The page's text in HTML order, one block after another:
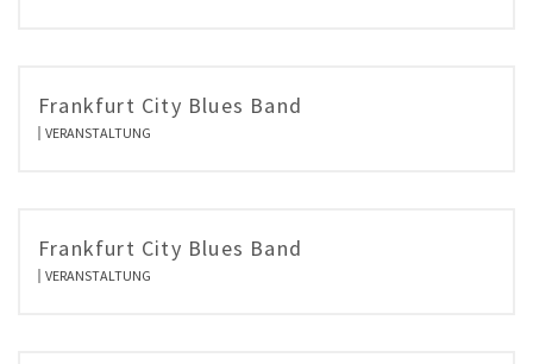
Frankfurt City Blues Band
VERANSTALTUNG
Frankfurt City Blues Band
VERANSTALTUNG